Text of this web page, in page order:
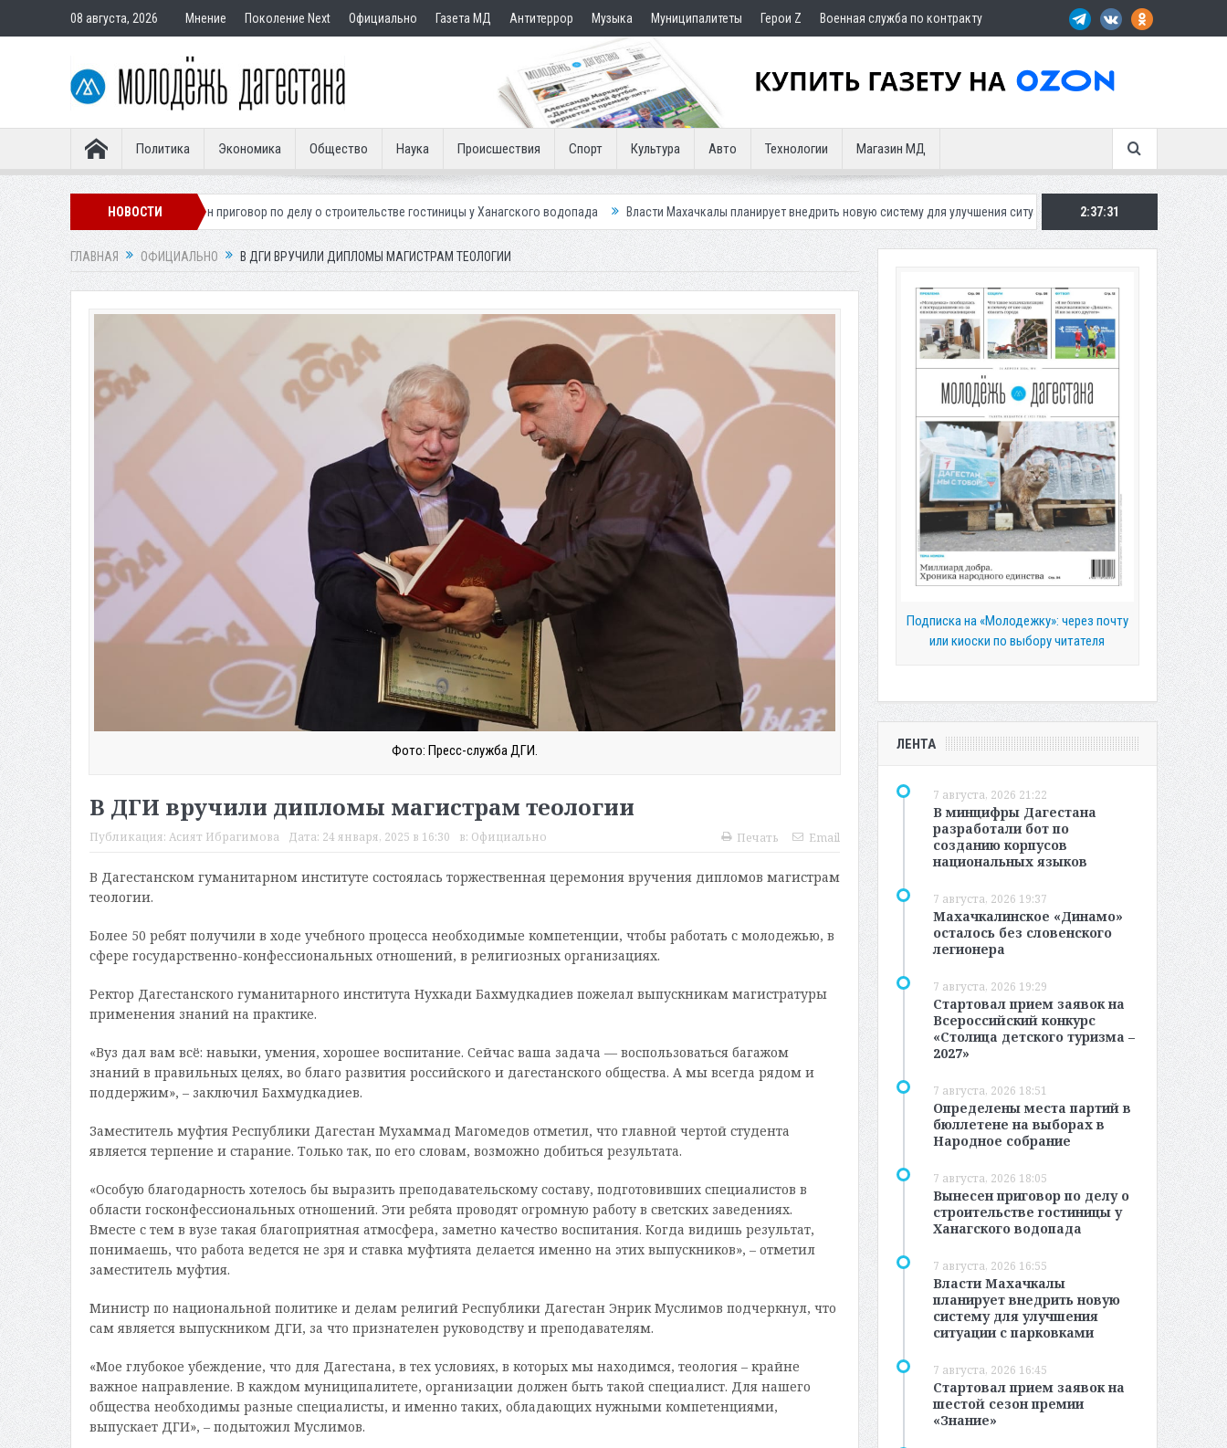
08 августа, 2026 Мнение Поколение Next Официально Газета МД Антитеррор Музыка Муниципалитеты Герои Z Военная служба по контракту
Политика Экономика Общество Наука Происшествия Спорт Культура Авто Технологии Магазин МД
НОВОСТИ
Вынесен приговор по делу о строительстве гостиницы у Ханагского водопада Власти Махачкалы планирует внедрить новую систему для улучшения ситуации с парковками Махачкалинское «Динамо»
2:37:33
ГЛАВНАЯ ОФИЦИАЛЬНО В ДГИ ВРУЧИЛИ ДИПЛОМЫ МАГИСТРАМ ТЕОЛОГИИ
Фото: Пресс-служба ДГИ.
В ДГИ вручили дипломы магистрам теологии
Публикация: Асият Ибрагимова Дата: 24 января, 2025 в 16:30 в: Официально Печать Email
В Дагестанском гуманитарном институте состоялась торжественная церемония вручения дипломов магистрам
теологии.
Более 50 ребят получили в ходе учебного процесса необходимые компетенции, чтобы работать с молодежью, в
сфере государственно-конфессиональных отношений, в религиозных организациях.
Ректор Дагестанского гуманитарного института Нухкади Бахмудкадиев пожелал выпускникам магистратуры
применения знаний на практике.
«Вуз дал вам всё: навыки, умения, хорошее воспитание. Сейчас ваша задача — воспользоваться багажом
знаний в правильных целях, во благо развития российского и дагестанского общества. А мы всегда рядом и
поддержим», – заключил Бахмудкадиев.
Заместитель муфтия Республики Дагестан Мухаммад Магомедов отметил, что главной чертой студента
является терпение и старание. Только так, по его словам, возможно добиться результата.
«Особую благодарность хотелось бы выразить преподавательскому составу, подготовивших специалистов в
области госконфессиональных отношений. Эти ребята проводят огромную работу в светских заведениях.
Вместе с тем в вузе такая благоприятная атмосфера, заметно качество воспитания. Когда видишь результат,
понимаешь, что работа ведется не зря и ставка муфтията делается именно на этих выпускников», – отметил
заместитель муфтия.
Министр по национальной политике и делам религий Республики Дагестан Энрик Муслимов подчеркнул, что
сам является выпускником ДГИ, за что признателен руководству и преподавателям.
«Мое глубокое убеждение, что для Дагестана, в тех условиях, в которых мы находимся, теология – крайне
важное направление. В каждом муниципалитете, организации должен быть такой специалист. Для нашего
общества необходимы разные специалисты, и именно таких, обладающих нужными компетенциями,
выпускает ДГИ», – подытожил Муслимов.
Подписка на «Молодежку»: через почту
или киоски по выбору читателя
ЛЕНТА
7 августа, 2026 21:22
В минцифры Дагестана
разработали бот по
созданию корпусов
национальных языков
7 августа, 2026 19:37
Махачкалинское «Динамо»
осталось без словенского
легионера
7 августа, 2026 19:29
Стартовал прием заявок на
Всероссийский конкурс
«Столица детского туризма –
2027»
7 августа, 2026 18:51
Определены места партий в
бюллетене на выборах в
Народное собрание
7 августа, 2026 18:05
Вынесен приговор по делу о
строительстве гостиницы у
Ханагского водопада
7 августа, 2026 16:55
Власти Махачкалы
планирует внедрить новую
систему для улучшения
ситуации с парковками
7 августа, 2026 16:45
Стартовал прием заявок на
шестой сезон премии
«Знание»